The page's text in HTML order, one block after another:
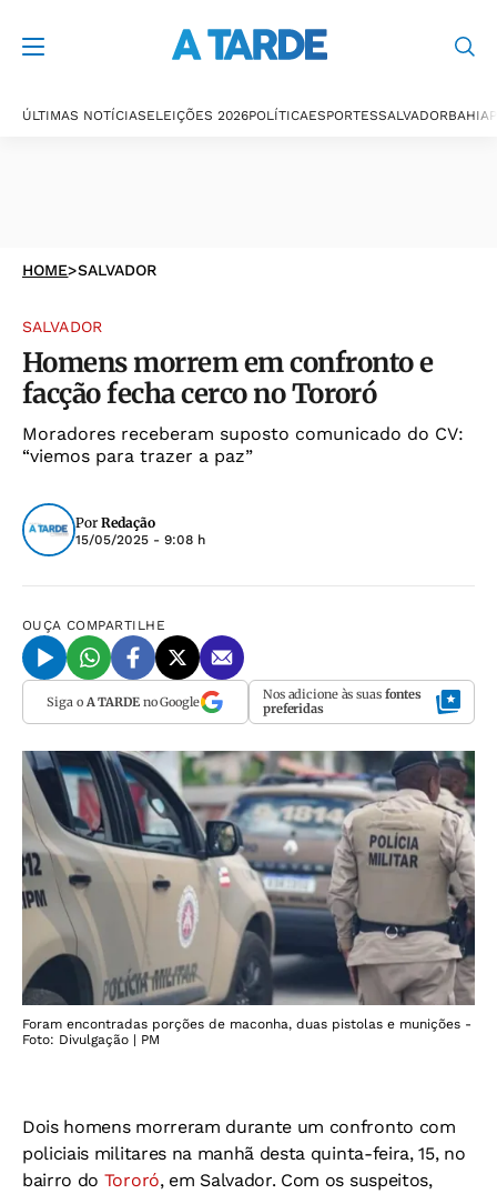
ÚLTIMAS NOTÍCIASELEIÇÕES 2026POLÍTICAESPORTESSALVADORBAHIA
HOME>SALVADOR
SALVADOR
Homens morrem em confronto e
facção fecha cerco no Tororó
Moradores receberam suposto comunicado do CV:
“viemos para trazer a paz”
Por Redação
15/05/2025 - 9:08 h
OUÇA COMPARTILHE
Siga o A TARDEno Google Nos adicione às suas fontes
preferidas
Foram encontradas porções de maconha, duas pistolas e munições -
Foto: Divulgação | PM
Dois homens morreram durante um confronto com
policiais militares na manhã desta quinta-feira, 15, no
bairro do Tororó, em Salvador. Com os suspeitos,